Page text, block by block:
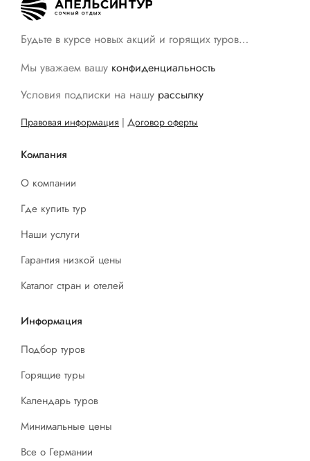
Будьте в курсе новых акций и горящих туров…
Мы уважаем вашу конфиденциальность
Условия подписки на нашу рассылку
Правовая информация | Договор оферты
Компания
О компании
Где купить тур
Наши услуги
Гарантия низкой цены
Каталог стран и отелей
Информация
Подбор туров
Горящие туры
Календарь туров
Минимальные цены
Все о Германии